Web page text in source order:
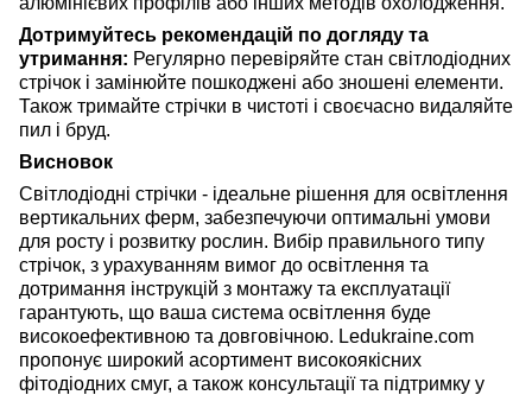
Дотримуйтесь рекомендацій по догляду та
утримання: Регулярно перевіряйте стан світлодіодних
стрічок і замінюйте пошкоджені або зношені елементи.
Також тримайте стрічки в чистоті і своєчасно видаляйте
пил і бруд.
Висновок
Світлодіодні стрічки - ідеальне рішення для освітлення
вертикальних ферм, забезпечуючи оптимальні умови
для росту і розвитку рослин. Вибір правильного типу
стрічок, з урахуванням вимог до освітлення та
дотримання інструкцій з монтажу та експлуатації
гарантують, що ваша система освітлення буде
високоефективною та довговічною. Ledukraine.com
пропонує широкий асортимент високоякісних
фітодіодних смуг, а також консультації та підтримку у